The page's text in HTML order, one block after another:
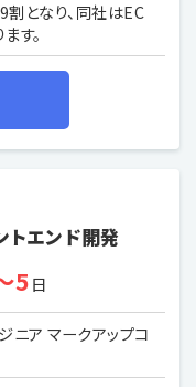
割となり、同社はEC
す。
トエンド開発
5日
ニア マークアップコ